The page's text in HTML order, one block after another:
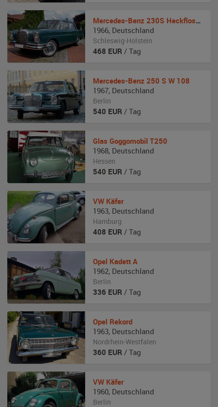
Mercedes-Benz 230S Heckflosse W111
1966, Deutschland
Schleswig-Holstein
468 EUR / Tag
Mercedes-Benz 250 S W 108
1967, Deutschland
Berlin
540 EUR / Tag
Glas Goggomobil T250
1968, Deutschland
Hessen
540 EUR / Tag
VW Käfer
1963, Deutschland
Hamburg
408 EUR / Tag
Opel Kadett A
1962, Deutschland
Berlin
336 EUR / Tag
Opel Rekord
1963, Deutschland
Nordrhein-Westfalen
360 EUR / Tag
VW Käfer
1960, Deutschland
Berlin